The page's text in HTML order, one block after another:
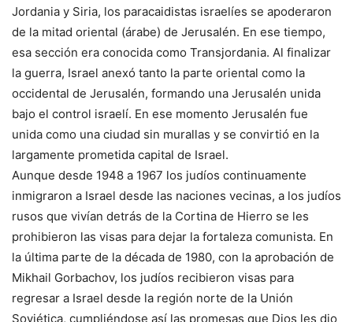
Jordania y Siria, los paracaidistas israelíes se apoderaron
de la mitad oriental (árabe) de Jerusalén. En ese tiempo,
esa sección era conocida como Transjordania. Al finalizar
la guerra, Israel anexó tanto la parte oriental como la
occidental de Jerusalén, formando una Jerusalén unida
bajo el control israelí. En ese momento Jerusalén fue
unida como una ciudad sin murallas y se convirtió en la
largamente prometida capital de Israel.
Aunque desde 1948 a 1967 los judíos continuamente
inmigraron a Israel desde las naciones vecinas, a los judíos
rusos que vivían detrás de la Cortina de Hierro se les
prohibieron las visas para dejar la fortaleza comunista. En
la última parte de la década de 1980, con la aprobación de
Mikhail Gorbachov, los judíos recibieron visas para
regresar a Israel desde la región norte de la Unión
Soviética, cumpliéndose así las promesas que Dios les dio